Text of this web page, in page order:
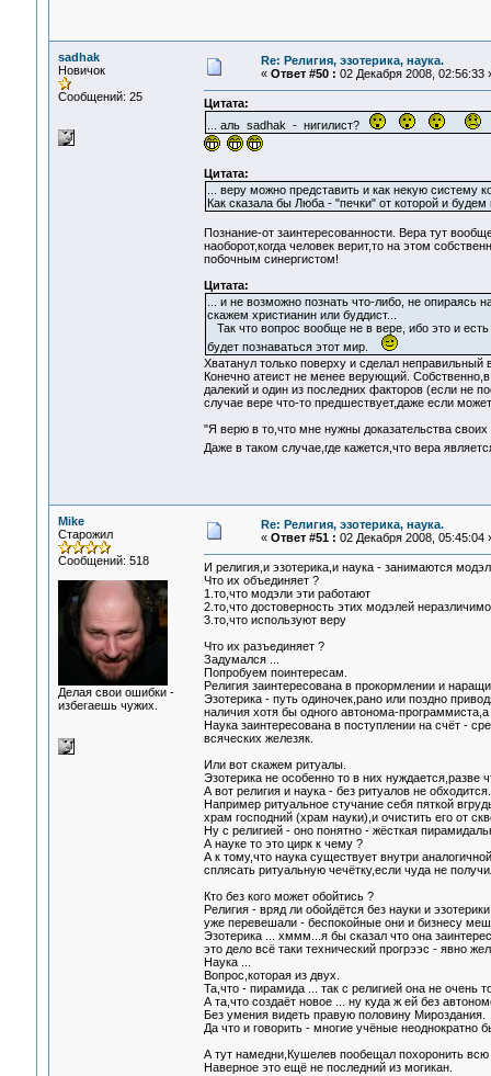
sadhak
Новичок
Сообщений: 25
Re: Религия, эзотерика, наука.
« Ответ #50 : 02 Декабря 2008, 02:56:33
Цитата:
... аль sadhak - нигилист?
Цитата:
... веру можно представить и как некую систему
Как сказала бы Люба - "печки" от которой и
Познание-от заинтересованности. Вера тут
наоборот,когда человек верит,то на этом
побочным синергистом!
Цитата:
... и не возможно познать что-либо, не
скажем христианин или буддист...
Так что вопрос вообще не в вере, ибо это и
будет познаваться этот мир.
Хватанул только поверху и сделал неправильный
Конечно атеист не менее верующий.
далекий и один из последних факторов (если не
случае вере что-то предшествует,даже если
"Я верю в то,что мне нужны доказательства своих
Даже в таком случае,где кажется,что вера
Mike
Старожил
Сообщений: 518
Делая свои ошибки -
избегаешь чужих.
Re: Религия, эзотерика, наука.
« Ответ #51 : 02 Декабря 2008, 05:45:04
И религия,и эзотерика,и наука - занимаются
Что их объединяет ?
1.то,что модэли эти работают
2.то,что достоверность этих модэлей
3.то,что используют веру
Что их разъединяет ?
Задумался ...
Попробуем поинтересам.
Религия заинтересована в прокормлении и
Эзотерика - путь одиночек,рано или поздно
наличия хотя бы одного автонома-
Наука заинтересована в поступлении на счёт -
всяческих железяк.
Или вот скажем ритуалы.
Эзотерика не особенно то в них нуждается,разве
А вот религия и наука - без ритуалов не обходится.
Например ритуальное стучание себя пяткой
храм господний (храм науки),и очистить его от
Ну с религией - оно понятно - жёсткая
А науке то это цирк к чему ?
А к тому,что наука существует внутри
сплясать ритуальную чечётку,если чуда не
Кто без кого может обойтись ?
Религия - вряд ли обойдётся без науки и
уже перевешали - беспокойные они и бизнесу
Эзотерика ... хммм...я бы сказал что она
это дело всё таки технический прогрээс - явно
Наука ...
Вопрос,которая из двух.
Та,что - пирамида ... так с религией она не очень
А та,что создаёт новое ... ну куда ж ей без
Без умения видеть правую половину Мироздания.
Да что и говорить - многие учёные
А тут намедни,Кушелев пообещал похоронить
Наверное это ещё не последний из могикан.